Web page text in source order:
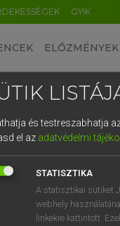
GYIK
ELŐZMÉNYEK
és testreszabhatja
el az adatvédelmi
STATISZTIKA
A statisztikai sütiket
webhely
linkekre kattintott.
EN HU DE CN FR
0 1 2
q w
a s